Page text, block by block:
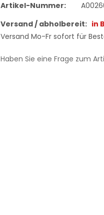
Artikel-Nummer:
Versand / abholbereit: in
Versand Mo-Fr sofort für
Haben Sie eine Frage zum